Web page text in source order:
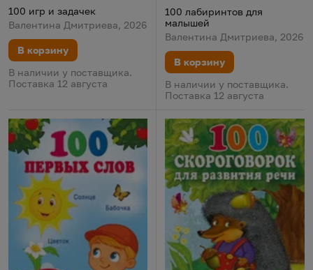
100 игр и задачек
Валентина Дмитриева, 2026
В корзину
В наличии у поставщика.
Поставка 12 августа
100 лабиринтов для
малышей
Валентина Дмитриева, 2026
В корзину
В наличии у поставщика.
Поставка 12 августа